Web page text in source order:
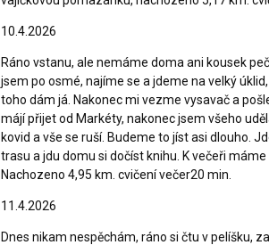
10.4.2026
Ráno vstanu, ale nemáme doma ani kousek
jsem po osmé, najíme se a jdeme na velký
toho dám já. Nakonec mi vezme vysavač a
májí přijet od Markéty, nakonec jsem všeho
kovid a vše se ruší. Budeme to jíst asi dlouho.
trasu a jdu domu si dočíst knihu. K večeři
Nachozeno 4,95 km. cvičení večer20 min.
11.4.2026
Dnes nikam nespěchám, ráno si čtu v pelíšku,